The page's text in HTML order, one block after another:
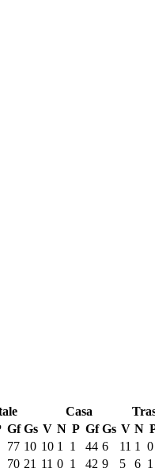
Casa
Gf Gs V N P Gf Gs V N
77 10 10 1 1 44 6 11 1 0
70 21 11 0 1 42 9 5 6 1